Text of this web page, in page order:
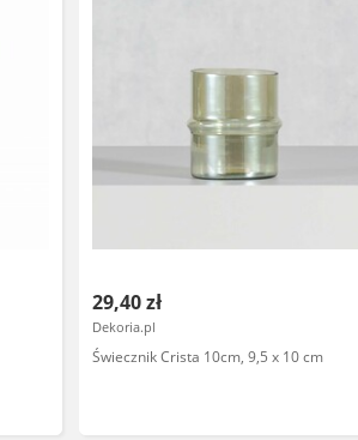
29,40 zł
Dekoria.pl
Świecznik Crista 10cm, 9,5 x 10 cm